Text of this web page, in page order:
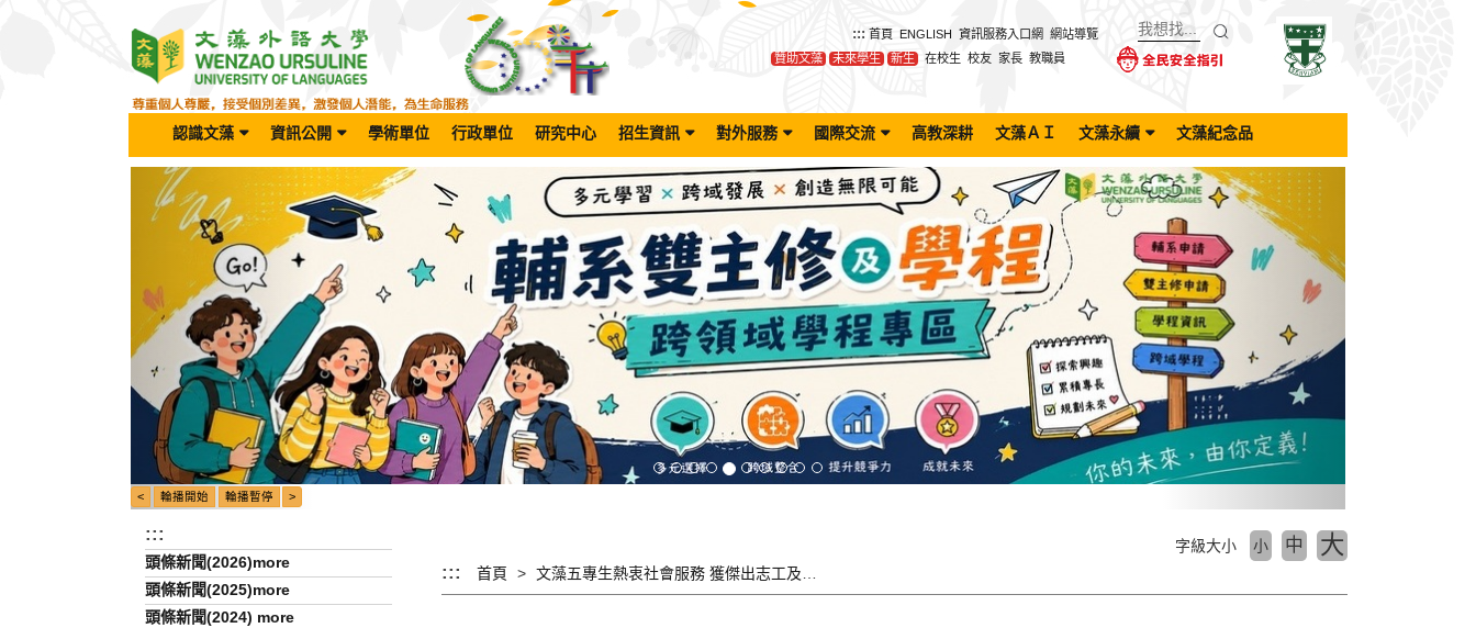
::: 首頁 ENGLISH 資訊服務入口網 網站導覽
贊助文藻
未來學生 新生 在校生 校友 家長 教職員
認識文藻 資訊公開 學術單位 行政單位 研究中心 招生資訊 對外服務 國際交流 高教深耕 文藻ＡＩ 文藻永續 文藻紀念品
Previous Next
:::
頭條新聞(2026)more
頭條新聞(2025)more
頭條新聞(2024) more
::: 首頁
字級大小 小 中 大